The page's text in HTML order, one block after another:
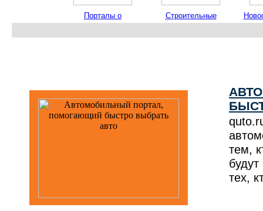
Порталы о
путешествиях
Строительные
порталы
тем,
тех,